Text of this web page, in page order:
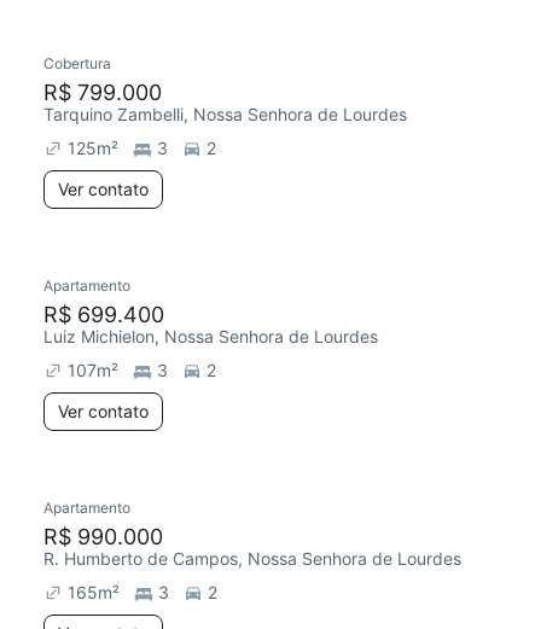
Cobertura
R$ 799.000
Tarquino Zambelli, Nossa Senhora de Lourdes
125m² 3
2
Ver contato
Apartamento
R$ 699.400
Luiz Michielon, Nossa Senhora de Lourdes
107m² 3
2
Ver contato
Apartamento
R$ 990.000
R. Humberto de Campos, Nossa Senhora de Lourdes
165m² 3
2